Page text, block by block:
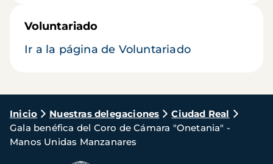
Voluntariado
Ir a la página de Voluntariado
Ruta
de
navegación
Inicio Nuestras delegaciones
Ciudad Real
Gala benéfica del Coro de Cámara "Onetania" -
Manos Unidas Manzanares